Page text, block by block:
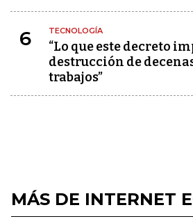
6 TECNOLOGÍA
“Lo que este decreto
destrucción de
trabajos”
MÁS DE INTERNET